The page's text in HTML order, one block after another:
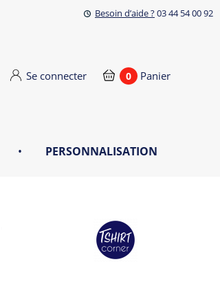
Besoin d’aide ?03 44 54 00 92
Se connecter 0 Panier
• PERSONNALISATION